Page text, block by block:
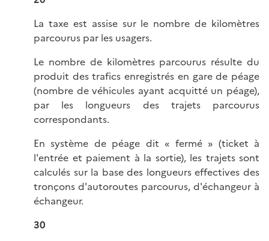
La taxe est assise sur le nombre de kilomètres
parcourus par les usagers.
Le nombre de kilomètres parcourus résulte du
produit des trafics enregistrés en gare de péage
(nombre de véhicules ayant acquitté un péage),
par les longueurs des trajets parcourus
correspondants.
En système de péage dit « fermé » (ticket à
l'entrée et paiement à la sortie), les trajets sont
calculés sur la base des longueurs effectives des
tronçons d'autoroutes parcourus, d'échangeur à
échangeur.
30